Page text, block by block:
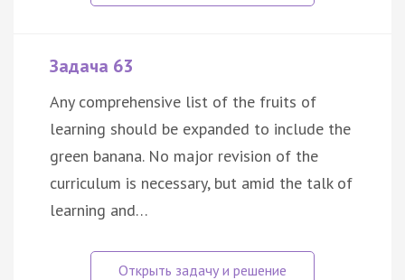
Задача 63
Any comprehensive list of the fruits of
learning should be expanded to include the
green banana. No major revision of the
curriculum is necessary, but amid the talk of
learning and…